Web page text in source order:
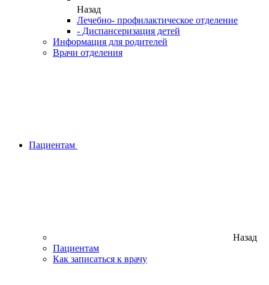
Назад
Лечебно- профилактическое отделение
- Диспансеризация детей
Информация для родителей
Врачи отделения
Пациентам
Назад
Пациентам
Как записаться к врачу